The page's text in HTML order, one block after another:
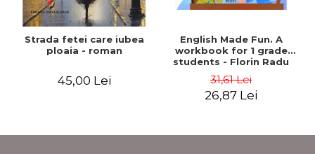
Strada fetei care iubea
ploaia - roman
45,00 Lei
English Made Fun. A
workbook for 1 grade
students - Florin Radu
31,61 Lei
26,87 Lei